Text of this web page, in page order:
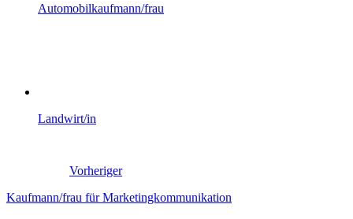
Automobilkaufmann/frau
Landwirt/in
Vorheriger
Kaufmann/frau für Marketingkommunikation